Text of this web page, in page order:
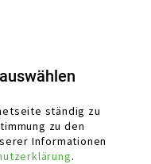
ständig zu
zu den
Informationen
.